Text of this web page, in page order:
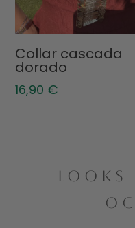
Collar cascada
dorado
16,90 €
LOOKS